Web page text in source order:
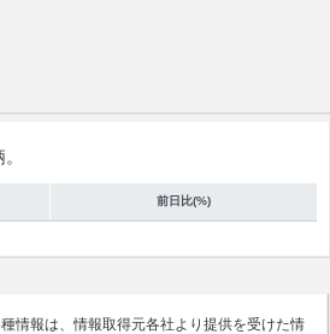
前日比(%)
情報は、情報取得元各社より提供を受けた情